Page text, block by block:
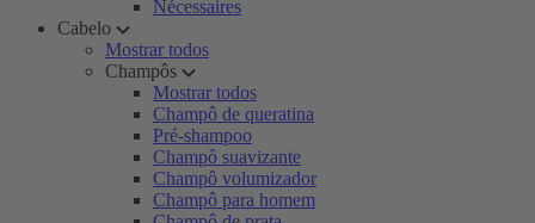
Nécessaires
Cabelo
Mostrar todos
Champôs
Mostrar todos
Champô de queratina
Pré-shampoo
Champô suavizante
Champô volumizador
Champô para homem